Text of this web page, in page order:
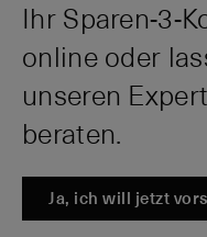
Ihr Sparen-3-
online oder
unseren
beraten.
Ja, ich will jetzt